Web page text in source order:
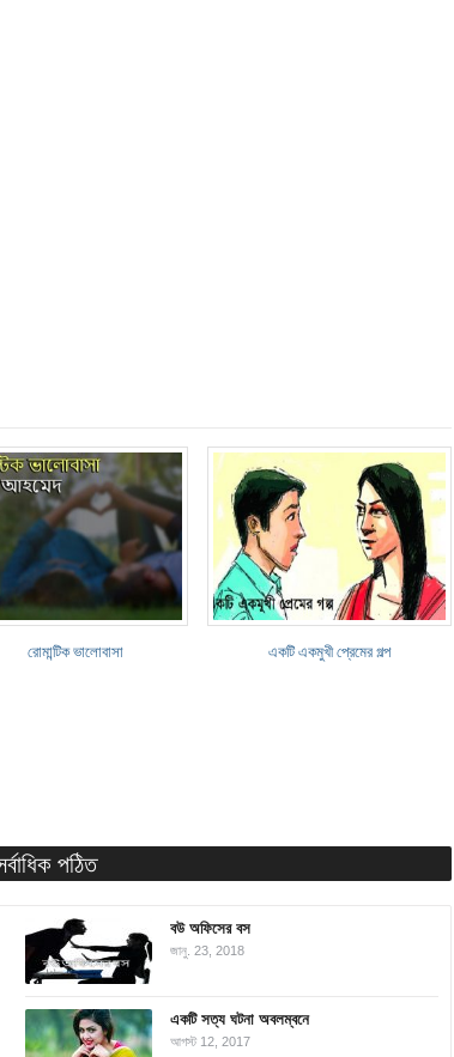
রোমান্টিক ভালোবাসা একটি একমুখী প্রেমের গল্প
পঠিত
বউ অফিসের বস
জানু. 23, 2018
একটি সত্য ঘটনা অবলম্বনে
আগস্ট 12, 2017